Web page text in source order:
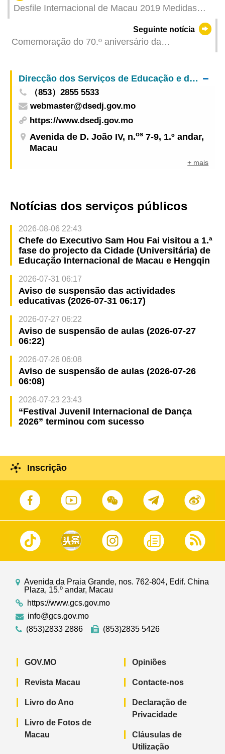
Desfile Internacional de Macau 2019 Medidas
instruções para a entrada do públicoSeguinte notícia
Comemoração do 70.º aniversário da
20.º aniversário da Região Administrativa
Especial de Macau: Organização de palestras
destinadas aos trabalhadores dos serviços
públicos
Direcção dos Serviços de Educação e de Desenvolvimento da Juventude
（853）2855 5533
webmaster@dsedj.gov.mo
https://www.dsedj.gov.mo
Avenida de D. João IV, n.os 7-9, 1.º andar,
Macau
+ mais
Notícias dos serviços públicos
2026-08-06 22:43
Chefe do Executivo Sam Hou Fai visitou a 1.ª
fase do projecto da Cidade (Universitária) de
Educação Internacional de Macau e Hengqin
2026-07-31 06:17
Aviso de suspensão das actividades
educativas (2026-07-31 06:17)
2026-07-27 06:22
Aviso de suspensão de aulas (2026-07-27
06:22)
2026-07-26 06:08
Aviso de suspensão de aulas (2026-07-26
06:08)
2026-07-23 23:43
“Festival Juvenil Internacional de Dança
2026” terminou com sucesso
Inscrição
Avenida da Praia Grande, nos. 762-804, Edif. China
Plaza, 15.º andar, Macau
https://www.gcs.gov.mo
info@gcs.gov.mo
(853)2833 2886
(853)2835 5426
GOV.MO
Revista Macau
Livro do Ano
Livro de Fotos de
Macau
Opiniões
Contacte-nos
Declaração de
Privacidade
Cláusulas de
Utilização